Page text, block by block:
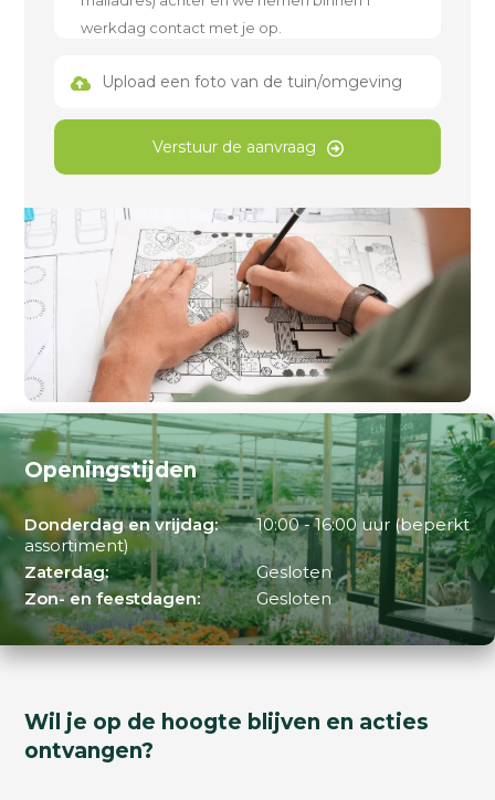
Upload een foto van de tuin/omgeving
Verstuur de aanvraag
Openingstijden
Donderdag en vrijdag:
10:00 - 16:00 uur (beperkt
assortiment)
Zaterdag:
Gesloten
Zon- en feestdagen:
Gesloten
Wil je op de hoogte blijven en acties
ontvangen?